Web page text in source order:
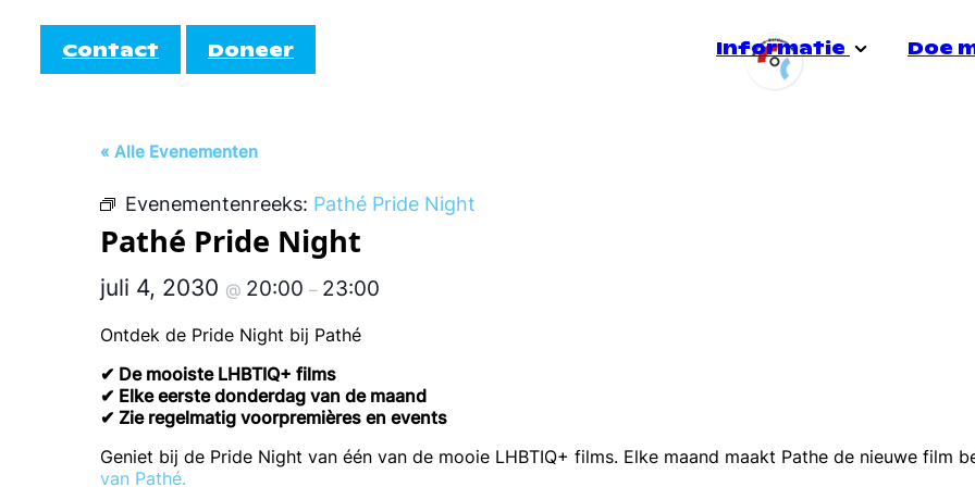
Contact Doneer Informatie
Informatie
Doe
AutiRoze
Cocktail
EmbrAce
Doe mee!
Activiteiten
« Alle Evenementen
Evenementenreeks: Pathé Pride Night
Pathé Pride Night
juli 4, 2030 @ 20:00 – 23:00
Ontdek de Pride Night bij Pathé
✔ De mooiste LHBTIQ+ films
✔ Elke eerste donderdag van de maand
✔ Zie regelmatig voorpremières en events
Geniet bij de Pride Night van één van de mooie LHBTIQ+ films. Elke maand maakt Pathe de nieuwe film
van Pathé.